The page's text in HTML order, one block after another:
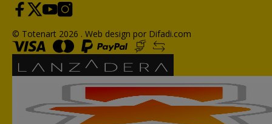
© Totenart 2026 . Web design por Difadi.com